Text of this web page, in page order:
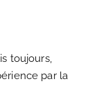
toujours,
par la